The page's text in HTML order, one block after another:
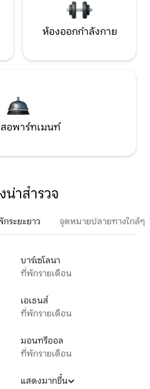
ห้องออกกำลังกาย
สอพาร์ทเมนท์
าสำรวจ
ระยะยาว จุดหมายปลายทางใกล้ๆ
บาร์เซโลนา
ที่พักรายเดือน
เอเธนส์
ที่พักรายเดือน
มอนทรีออล
ที่พักรายเดือน
แสดงมากขึ้น